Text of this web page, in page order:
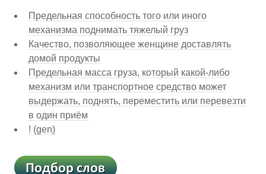
Предельная способность того или иного
механизма поднимать тяжелый груз
Качество, позволяющее женщине доставлять
домой продукты
Предельная масса груза, который какой-либо
механизм или транспортное средство может
выдержать, поднять, переместить или перевезти
в один приём
! (gen)